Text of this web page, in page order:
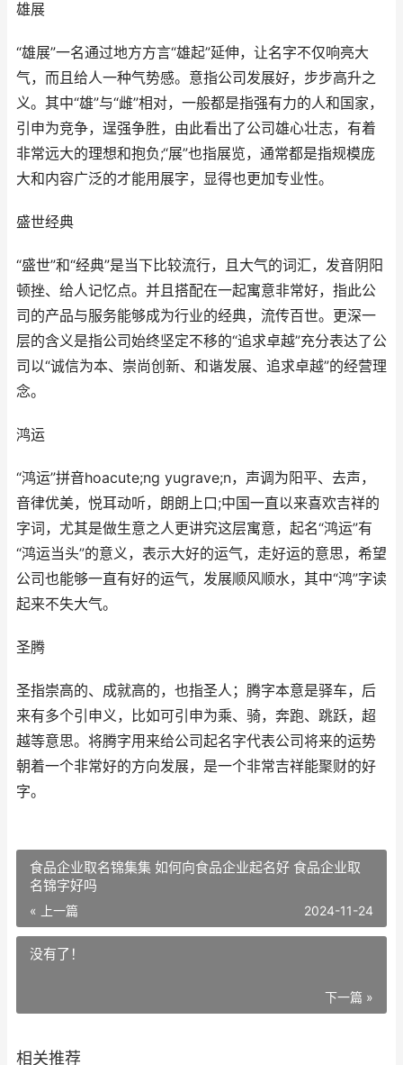
雄展
“雄展”一名通过地方方言“雄起”延伸，让名字不仅响亮大
气，而且给人一种气势感。意指公司发展好，步步高升之
义。其中“雄”与“雌”相对，一般都是指强有力的人和国家，
引申为竞争，逞强争胜，由此看出了公司雄心壮志，有着
非常远大的理想和抱负;“展”也指展览，通常都是指规模庞
大和内容广泛的才能用展字，显得也更加专业性。
盛世经典
“盛世”和“经典”是当下比较流行，且大气的词汇，发音阴阳
顿挫、给人记忆点。并且搭配在一起寓意非常好，指此公
司的产品与服务能够成为行业的经典，流传百世。更深一
层的含义是指公司始终坚定不移的“追求卓越”充分表达了公
司以“诚信为本、崇尚创新、和谐发展、追求卓越”的经营理
念。
鸿运
“鸿运”拼音hoacute;ng yugrave;n，声调为阳平、去声，
音律优美，悦耳动听，朗朗上口;中国一直以来喜欢吉祥的
字词，尤其是做生意之人更讲究这层寓意，起名“鸿运”有
“鸿运当头”的意义，表示大好的运气，走好运的意思，希望
公司也能够一直有好的运气，发展顺风顺水，其中“鸿”字读
起来不失大气。
圣腾
圣指崇高的、成就高的，也指圣人；腾字本意是驿车，后
来有多个引申义，比如可引申为乘、骑，奔跑、跳跃，超
越等意思。将腾字用来给公司起名字代表公司将来的运势
朝着一个非常好的方向发展，是一个非常吉祥能聚财的好
字。
食品企业取名锦集集 如何向食品企业起名好 食品企业取
名锦字好吗
« 上一篇 2024-11-24
没有了！
下一篇 »
相关推荐